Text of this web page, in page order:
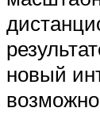
новый